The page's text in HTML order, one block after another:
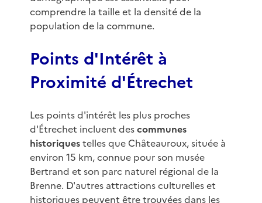
comprendre la taille et la densité de la
population de la commune.
Points d'Intérêt à
Proximité d'Étrechet
Les points d'intérêt les plus proches
d'Étrechet incluent descommunes
historiquestelles que Châteauroux, située à
environ 15 km, connue pour son musée
Bertrand et son parc naturel régional de la
Brenne. D'autres attractions culturelles et
historiques peuvent être trouvées dans les